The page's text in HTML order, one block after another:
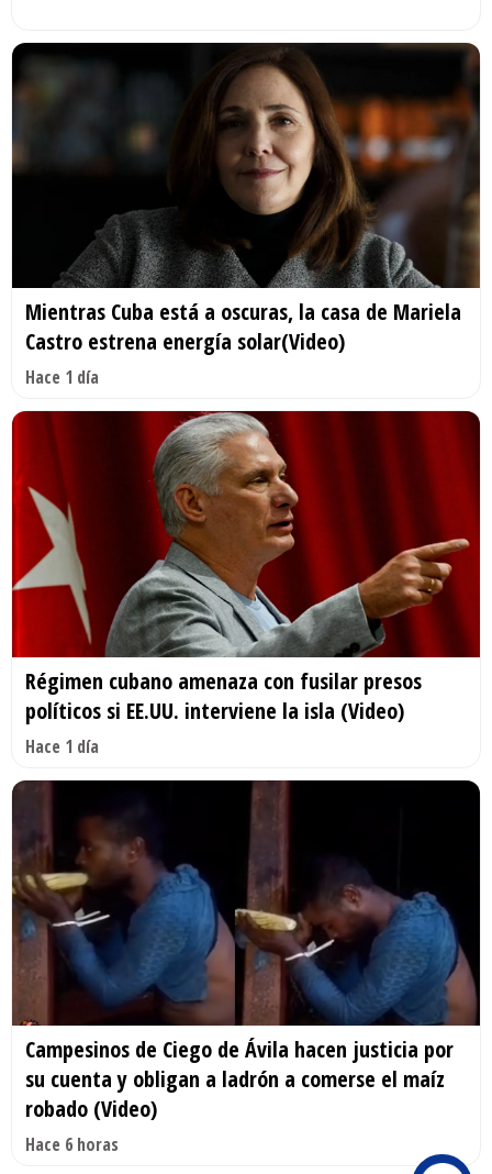
Mientras Cuba está a oscuras, la casa de Mariela
Castro estrena energía solar(Video)
Hace 1 día
Régimen cubano amenaza con fusilar presos
políticos si EE.UU. interviene la isla (Video)
Hace 1 día
Campesinos de Ciego de Ávila hacen justicia por
su cuenta y obligan a ladrón a comerse el maíz
robado (Video)
Hace 6 horas